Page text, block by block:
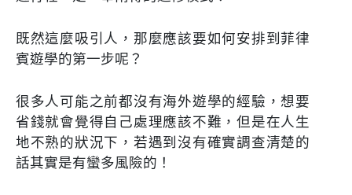
既然這麼吸引人，那麼應該要如何安排到菲律
賓遊學的第一步呢？
很多人可能之前都沒有海外遊學的經驗，想要
省錢就會覺得自己處理應該不難，但是在人生
地不熟的狀況下，若遇到沒有確實調查清楚的
話其實是有蠻多風險的！